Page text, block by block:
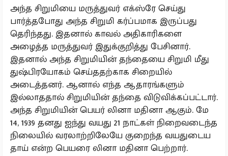
அந்த சிறுமியை மருத்துவர் எக்ஸ்ரே செய்து
பார்த்தபோது அந்த சிறுமி கர்ப்பமாக இருப்பது
தெரிந்தது. இதனால் காவல் அதிகாரிகளை
அழைத்த மருத்துவர் இதுக்குறித்து பேசினார்.
இதனால் அந்த சிறுமியின் தந்தையை சிறுமி மீது
துஷ்பிரயோகம் செய்ததற்காக சிறையில்
அடைத்தனர். ஆனால் எந்த ஆதாரங்களும்
இல்லாததால் சிறுமியின் தந்தை விடுவிக்கப்பட்டார்.
அந்த சிறுமியின் பெயர் லினா மதினா ஆகும். மே
14, 1939 தனது ஐந்து வயது 21 நாட்கள் நிறைவடைந்த
நிலையில் வரலாற்றிலேயே குறைந்த வயதுடைய
தாய் என்ற பெயரை லினா மதினா பெற்றார்.